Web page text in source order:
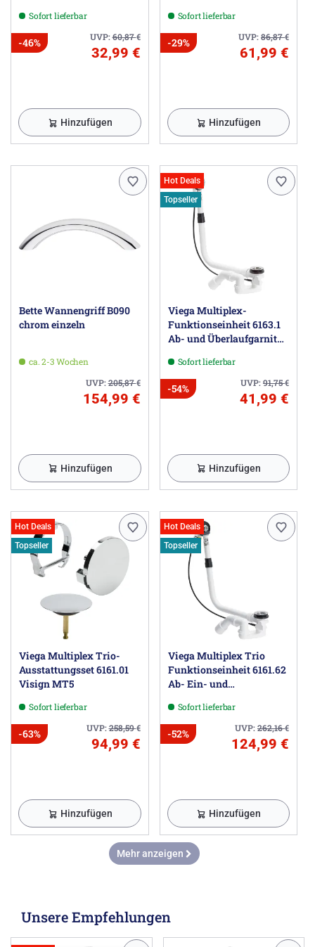
Sofort lieferbar
UVP:60,87€
-46%
32,99 €
Hinzufügen
Sofort lieferbar
UVP:86,87€
-29%
61,99 €
Hinzufügen
Bette Wannengriff B090
chrom einzeln
ca. 2-3 Wochen
UVP:205,87€
154,99 €
Hinzufügen
Hot Deals
Topseller
Viega Multiplex-
Funktionseinheit 6163.1
Ab- und Überlaufgarnitur
Sofort lieferbar
UVP:91,75€
-54%
41,99 €
Hinzufügen
Hot Deals
Topseller
Viega Multiplex Trio-
Ausstattungsset 6161.01
Visign MT5
Sofort lieferbar
UVP:258,59€
-63%
94,99 €
Hinzufügen
Hot Deals
Topseller
Viega Multiplex Trio
Funktionseinheit 6161.62
Ab- Ein- und
Sonderlänge
Sofort lieferbar
UVP:262,16€
-52%
124,99 €
Hinzufügen
Mehr anzeigen
Unsere Empfehlungen